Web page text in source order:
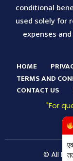
conditional
used solely for
expenses
HOME
TERMS AND
CONTACT US
"For
© All